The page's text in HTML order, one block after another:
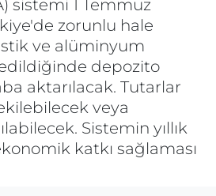
sistemi 1 Temmuz
zorunlu hale
ve alüminyum
depozito
aktarılacak. Tutarlar
veya
Sistemin yıllık
katkı sağlaması